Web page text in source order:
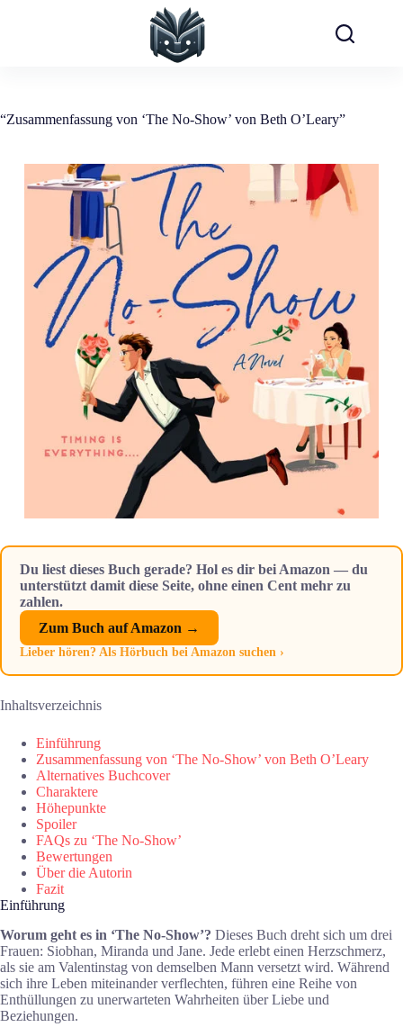
“Zusammenfassung von ‘The No-Show’ von Beth O’Leary”
Du liest dieses Buch gerade? Hol es dir bei Amazon — du
unterstützt damit diese Seite, ohne einen Cent mehr zu
zahlen.
Zum Buch auf Amazon →
Lieber hören? Als Hörbuch bei Amazon suchen ›
Inhaltsverzeichnis
Einführung
Zusammenfassung von ‘The No-Show’ von Beth O’Leary
Alternatives Buchcover
Charaktere
Höhepunkte
Spoiler
FAQs zu ‘The No-Show’
Bewertungen
Über die Autorin
Fazit
Einführung
Worum geht es in ‘The No-Show’? Dieses Buch dreht sich um drei
Frauen: Siobhan, Miranda und Jane. Jede erlebt einen Herzschmerz,
als sie am Valentinstag von demselben Mann versetzt wird. Während
sich ihre Leben miteinander verflechten, führen eine Reihe von
Enthüllungen zu unerwarteten Wahrheiten über Liebe und
Beziehungen.